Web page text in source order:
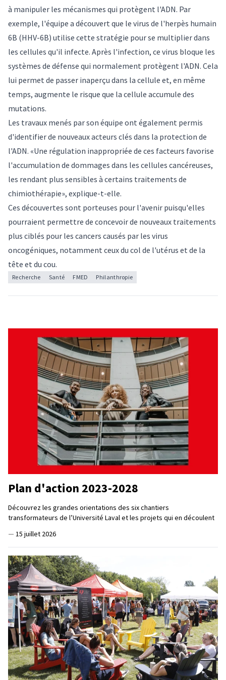
à manipuler les mécanismes qui protègent l'ADN. Par
exemple, l'équipe a découvert que le virus de l'herpès humain
6B (HHV-6B) utilise cette stratégie pour se multiplier dans
les cellules qu'il infecte. Après l'infection, ce virus bloque les
systèmes de défense qui normalement protègent l'ADN. Cela
lui permet de passer inaperçu dans la cellule et, en même
temps, augmente le risque que la cellule accumule des
mutations.
Les travaux menés par son équipe ont également permis
d'identifier de nouveaux acteurs clés dans la protection de
l'ADN. «Une régulation inappropriée de ces facteurs favorise
l'accumulation de dommages dans les cellules cancéreuses,
les rendant plus sensibles à certains traitements de
chimiothérapie», explique-t-elle.
Ces découvertes sont porteuses pour l'avenir puisqu'elles
pourraient permettre de concevoir de nouveaux traitements
plus ciblés pour les cancers causés par les virus
oncogéniques, notamment ceux du col de l'utérus et de la
tête et du cou.
Recherche Santé FMED Philanthropie
Plan d'action 2023-2028
Découvrez les grandes orientations des six chantiers
transformateurs de l’Université Laval et les projets qui en découlent
— 15 juillet 2026